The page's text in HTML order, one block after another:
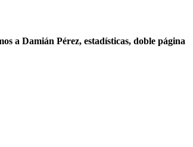
a Damián Pérez, estadísticas, doble página